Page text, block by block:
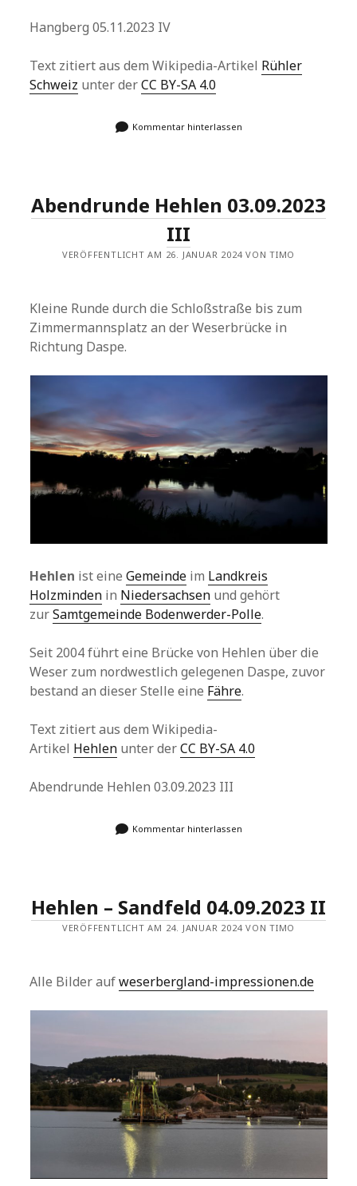
Hangberg 05.11.2023 IV
Text zitiert aus dem Wikipedia-Artikel Rühler
Schweiz unter derCC BY-SA 4.0
Kommentar hinterlassen
Abendrunde Hehlen 03.09.2023
III
VERÖFFENTLICHT AM 26. JANUAR 2024 VON TIMO
Kleine Runde durch die Schloßstraße bis zum
Zimmermannsplatz an der Weserbrücke in
Richtung Daspe.
Hehlen ist eineGemeinde im Landkreis
Holzminden in Niedersachsen und gehört
zurSamtgemeinde Bodenwerder-Polle.
Seit 2004 führt eine Brücke von Hehlen über die
Weser zum nordwestlich gelegenen Daspe, zuvor
bestand an dieser Stelle eine Fähre.
Text zitiert aus dem Wikipedia-
Artikel Hehlen unter derCC BY-SA 4.0
Abendrunde Hehlen 03.09.2023 III
Kommentar hinterlassen
Hehlen – Sandfeld 04.09.2023 II
VERÖFFENTLICHT AM 24. JANUAR 2024 VON TIMO
Alle Bilder aufweserbergland-impressionen.de